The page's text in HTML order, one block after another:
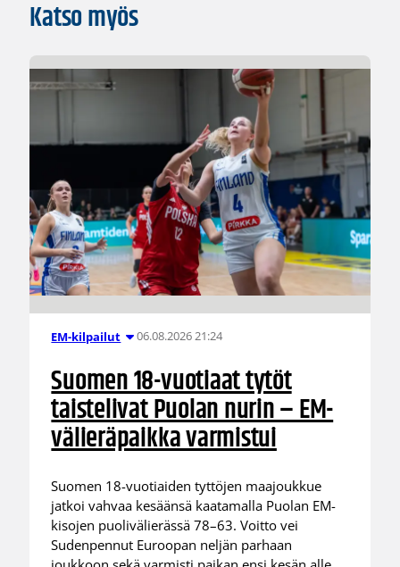
Katso myös
EM-kilpailut 06.08.2026 21:24
Suomen 18-vuotiaat tytöt
taistelivat Puolan nurin – EM-
välieräpaikka varmistui
Suomen 18-vuotiaiden tyttöjen maajoukkue
jatkoi vahvaa kesäänsä kaatamalla Puolan EM-
kisojen puolivälierässä 78–63. Voitto vei
Sudenpennut Euroopan neljän parhaan